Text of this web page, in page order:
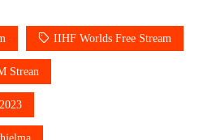
IIHF Worlds Free Stream
Strean